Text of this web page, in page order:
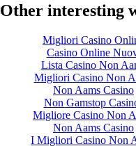
Other interesting
Migliori Casino
Casino Online
Lista Casino Non
Migliori Casino Non
Non Aams Casino
Non Gamstop
Migliore Casino Non
Non Aams Casino
I Migliori Casino Non